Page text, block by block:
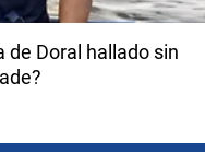
de Doral hallado sin